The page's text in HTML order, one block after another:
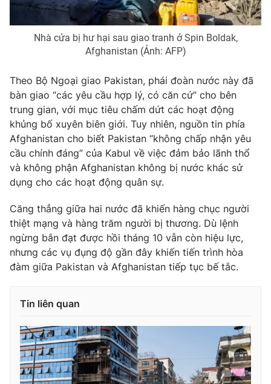
Nhà cửa bị hư hại sau giao tranh ở Spin Boldak,
Afghanistan (Ảnh: AFP)
Theo Bộ Ngoại giao Pakistan, phái đoàn nước này đã
bàn giao “các yêu cầu hợp lý, có căn cứ” cho bên
trung gian, với mục tiêu chấm dứt các hoạt động
khủng bố xuyên biên giới. Tuy nhiên, nguồn tin phía
Afghanistan cho biết Pakistan “không chấp nhận yêu
cầu chính đáng” của Kabul về việc đảm bảo lãnh thổ
và không phận Afghanistan không bị nước khác sử
dụng cho các hoạt động quân sự.
Căng thẳng giữa hai nước đã khiến hàng chục người
thiệt mạng và hàng trăm người bị thương. Dù lệnh
ngừng bắn đạt được hồi tháng 10 vẫn còn hiệu lực,
nhưng các vụ đụng độ gần đây khiến tiến trình hòa
đàm giữa Pakistan và Afghanistan tiếp tục bế tắc.
Tin liên quan